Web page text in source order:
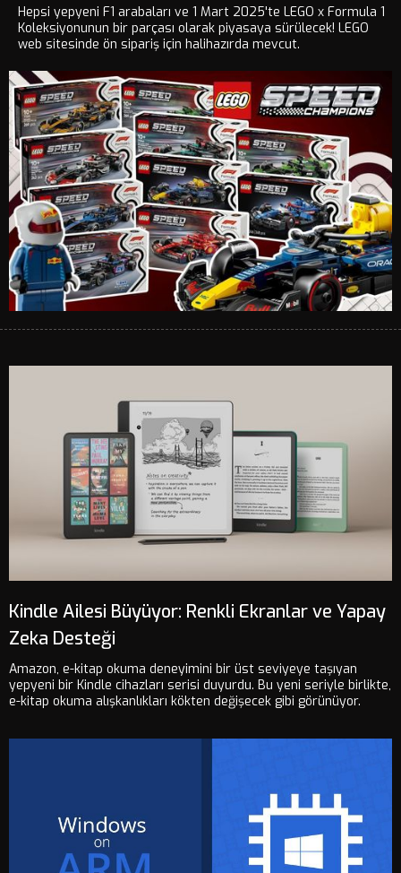
Hepsi yepyeni F1 arabaları ve 1 Mart 2025'te LEGO x Formula 1
Koleksiyonunun bir parçası olarak piyasaya sürülecek! LEGO
web sitesinde ön sipariş için halihazırda mevcut.
Kindle Ailesi Büyüyor: Renkli Ekranlar ve Yapay
Zeka Desteği
Amazon, e-kitap okuma deneyimini bir üst seviyeye taşıyan
yepyeni bir Kindle cihazları serisi duyurdu. Bu yeni seriyle birlikte,
e-kitap okuma alışkanlıkları kökten değişecek gibi görünüyor.